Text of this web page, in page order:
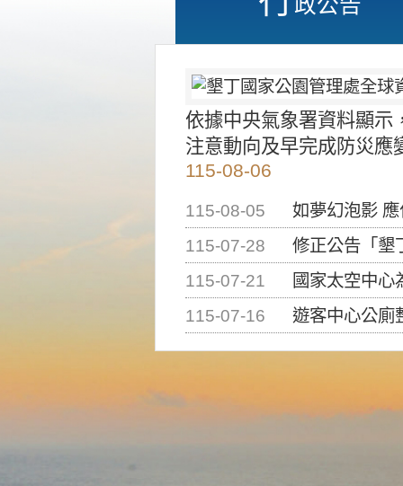
依據中央氣象署資料顯示
注意動向及早完成防災應
115-08-06
115-08-05
如夢幻泡影
115-07-28
修正公告「墾丁國家公
115-07-21
國家太空中心為辦理
115-07-16
遊客中心公廁